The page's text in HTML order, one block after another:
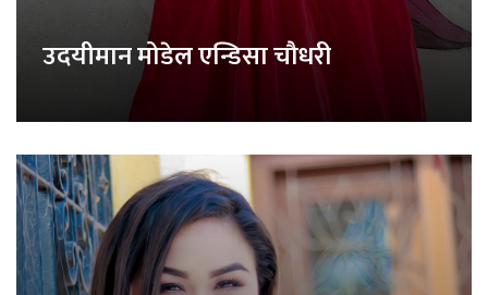
उदयीमान मोडेल एन्डिसा चौधरी